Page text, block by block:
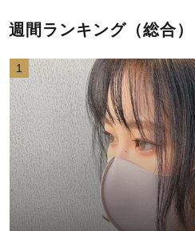
週間ランキング（総合）
1